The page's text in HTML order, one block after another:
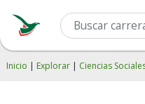
Inicio | Explorar | Ciencias